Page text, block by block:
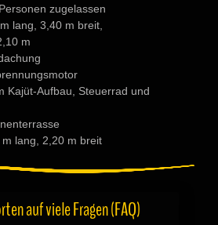
zugelassen
lang, 3,40 m breit,
m
Kajüt-Aufbau, Steuerrad und
lang, 2,20 m breit
auf viele Fragen (FAQ)